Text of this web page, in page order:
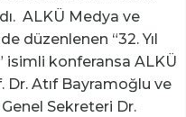
ALKÜ Medya ve
düzenlenen “32. Yıl
isimli konferansa ALKÜ
Dr. Atıf Bayramoğlu ve
Sekreteri Dr.